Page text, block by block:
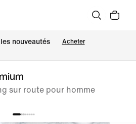
nouveautés Acheter
sur route pour homme